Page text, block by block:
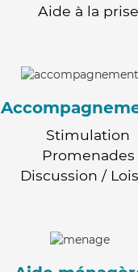
Aide à la prise
Stimulation
Promenades
Discussion /